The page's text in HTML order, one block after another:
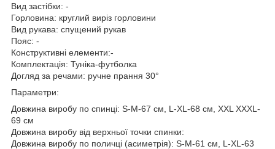
Вид застібки: -
Горловина: круглий виріз горловини
Вид рукава: спущений рукав
Пояс: -
Конструктивні елементи:-
Комплектація: Туніка-футболка
Догляд за речами: ручне прання 30°
Параметри:
Довжина виробу по спинці: S-M-67 см, L-XL-68 см, XXL XXXL-
69 см
Довжина виробу від верхньої точки спинки:
Довжина виробу по поличці (асиметрія): S-M-61 см, L-XL-63